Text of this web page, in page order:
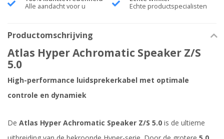
Alle aandacht voor u Echte productspecialisten
Productomschrijving
Atlas Hyper Achromatic Speaker Z/S
5.0
High-performance luidsprekerkabel met optimale
controle en dynamiek
De Atlas Hyper Achromatic Speaker Z/S 5.0 is de ultieme